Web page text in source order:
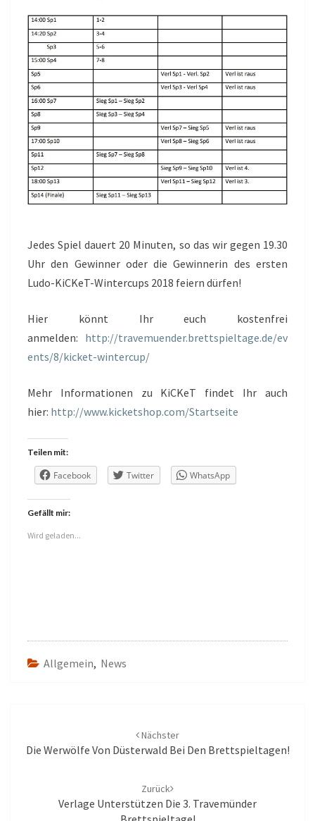
Jedes Spiel dauert 20 Minuten, so das wir gegen 19.30
Uhr den Gewinner oder die Gewinnerin des ersten
Ludo-KiCKeT-Wintercups 2018 feiern dürfen!
Hier könnt Ihr euch kostenfrei
anmelden: http://travemuender.brettspieltage.de/ev
ents/8/kicket-wintercup/
Mehr Informationen zu KiCKeT findet Ihr auch
hier: http://www.kicketshop.com/Startseite
Teilen mit:
Facebook Twitter WhatsApp
Gefällt mir:
Wird geladen...
Allgemein, News
Nächster
Die Werwölfe Von Düsterwald Bei Den Brettspieltagen!
Zurück
Verlage Unterstützen Die 3. Travemünder